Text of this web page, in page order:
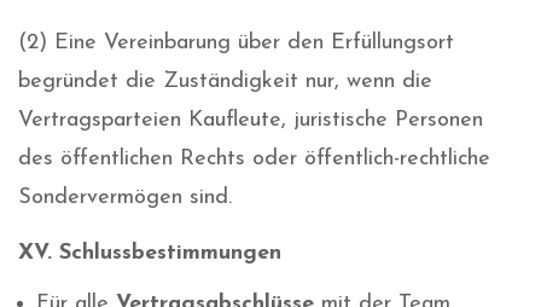
(2) Eine Vereinbarung über den Erfüllungsort
begründet die Zuständigkeit nur, wenn die
Vertragsparteien Kaufleute, juristische Personen
des öffentlichen Rechts oder öffentlich-rechtliche
Sondervermögen sind.
XV. Schlussbestimmungen